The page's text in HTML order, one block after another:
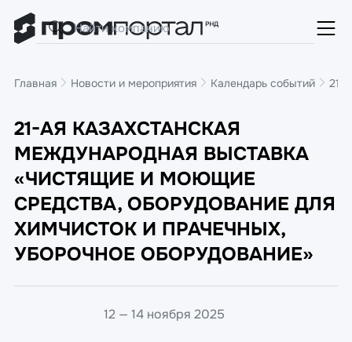
Главная Новости и мероприятия Календарь событий 21-
21-АЯ КАЗАХСТАНСКАЯ
МЕЖДУНАРОДНАЯ ВЫСТАВКА
«ЧИСТЯЩИЕ И МОЮЩИЕ
СРЕДСТВА, ОБОРУДОВАНИЕ ДЛЯ
ХИМЧИСТОК И ПРАЧЕЧНЫХ,
УБОРОЧНОЕ ОБОРУДОВАНИЕ»
12 — 14 ноября 2025